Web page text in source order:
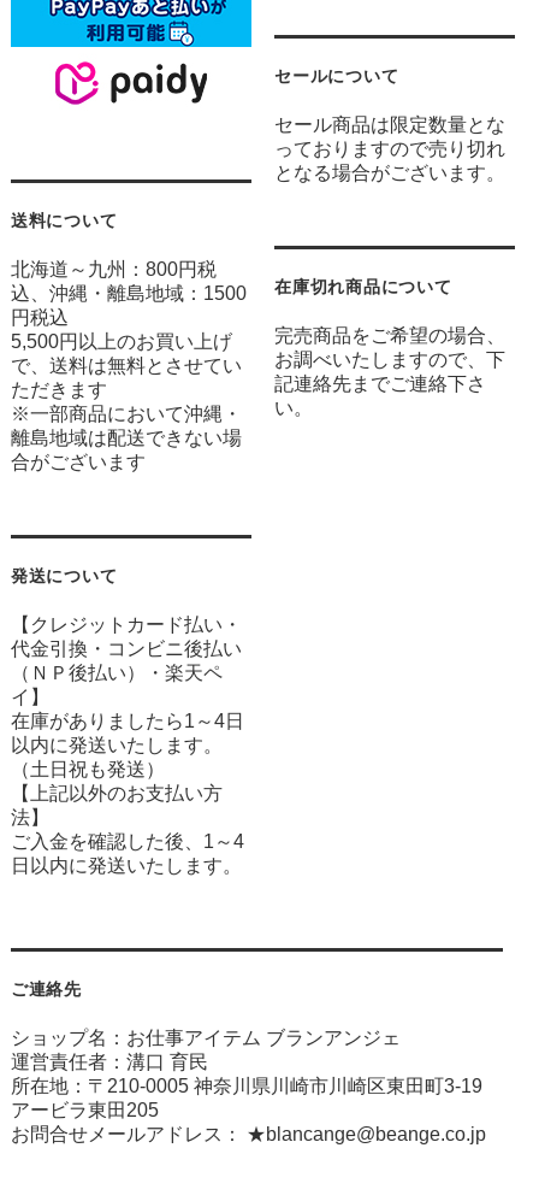
送料について
北海道～九州：800円税
込、沖縄・離島地域：1500
円税込
5,500円以上のお買い上げ
で、送料は無料とさせてい
ただきます
※一部商品において沖縄・
離島地域は配送できない場
合がございます
発送について
【クレジットカード払い・
代金引換・コンビニ後払い
（ＮＰ後払い）・楽天ペ
イ】
在庫がありましたら1～4日
以内に発送いたします。
（土日祝も発送）
【上記以外のお支払い方
法】
ご入金を確認した後、1～4
日以内に発送いたします。
セールについて
セール商品は限定数量とな
っておりますので売り切れ
となる場合がございます。
在庫切れ商品について
完売商品をご希望の場合、
お調べいたしますので、下
記連絡先までご連絡下さ
い。
ご連絡先
ショップ名：お仕事アイテム ブランアンジェ
運営責任者：溝口 育民
所在地：〒210-0005 神奈川県川崎市川崎区東田町3-19
アービラ東田205
お問合せメールアドレス： ★blancange@beange.co.jp